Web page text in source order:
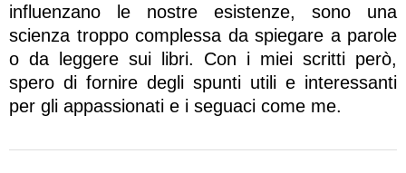
influenzano le nostre esistenze, sono una
scienza troppo complessa da spiegare a parole
o da leggere sui libri. Con i miei scritti però,
spero di fornire degli spunti utili e interessanti
per gli appassionati e i seguaci come me.